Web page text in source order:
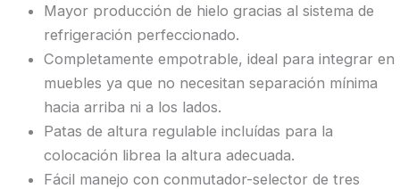
Mayor producción de hielo gracias al sistema de
refrigeración perfeccionado.
Completamente empotrable, ideal para integrar en
muebles ya que no necesitan separación mínima
hacia arriba ni a los lados.
Patas de altura regulable incluídas para la
colocación librea la altura adecuada.
Fácil manejo con conmutador-selector de tres